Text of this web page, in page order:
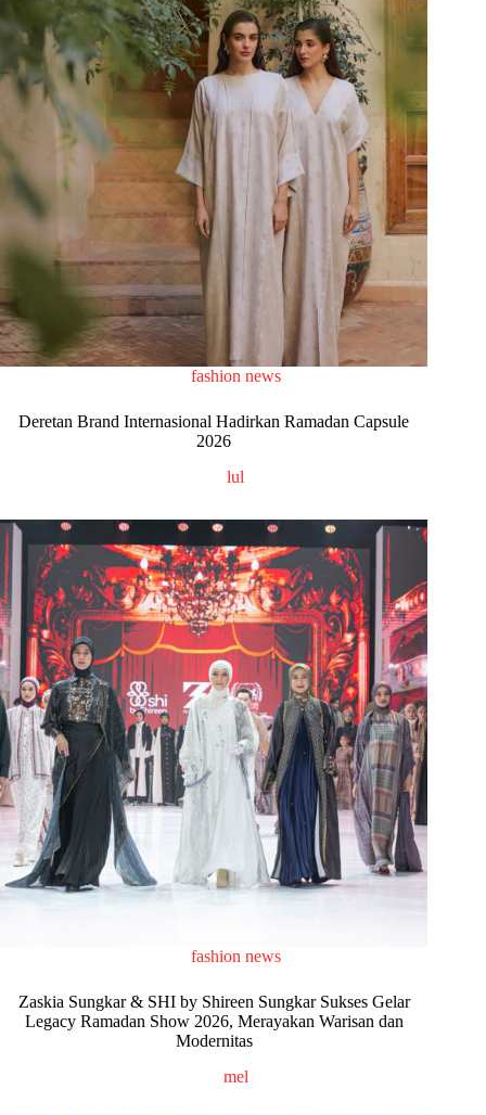
fashion news
Deretan Brand Internasional Hadirkan Ramadan Capsule
2026
lul
fashion news
Zaskia Sungkar & SHI by Shireen Sungkar Sukses Gelar
Legacy Ramadan Show 2026, Merayakan Warisan dan
Modernitas
mel